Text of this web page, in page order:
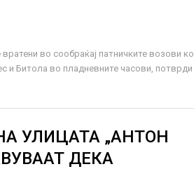
во сообраќај патничките возови
и Битола во пладневните часови, потврди
УЛИЦАТА „АНТОН
ДЕКА